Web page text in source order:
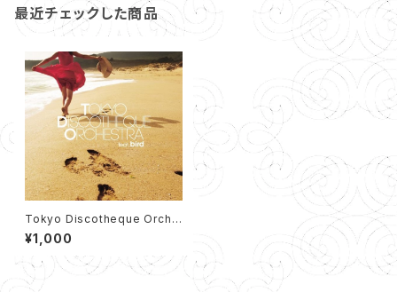
最近チェックした商品
Tokyo Discotheque Orche
stra feat. bird EP (12cm C
D)
¥1,000